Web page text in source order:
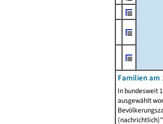
Familien am
In bundesweit
ausgewählt